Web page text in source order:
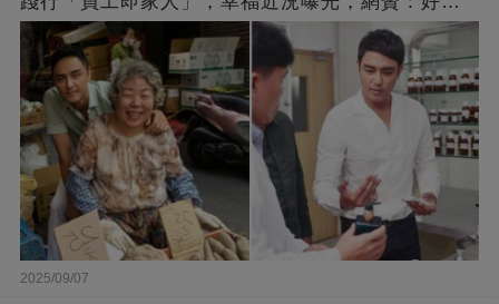
闆的福報
2025/09/07